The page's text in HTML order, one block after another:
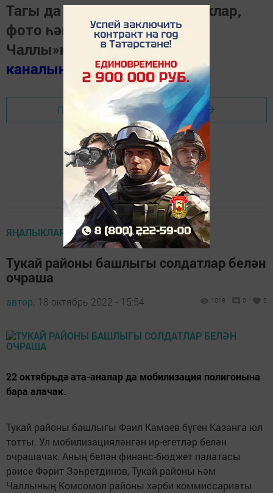
Тагы да кызыклырак яңалыклар,
фото һәм видеолар «Шәһри
Чаллы»ның
MAX
каналында(язылыгыз).
Перейти на страницу новости
ЯҢАЛЫКЛАР ТАСМАСЫ
Тукай районы башлыгы солдатлар белән
очраша
автор, 18 октябрь 2022 - 15:54 1018 0 2
22 октябрьдә ата-аналар да мобилизация полигонына
бара алачак.
Тукай районы башлыгы Фаил Камаев бүген Казанга юл
тотты. Ул мобилизацияләнгән ир-егетләр белән
очрашачак. Аның белән финанс-бюджет палатасы
рәисе Фәрит Зәһретдинов, Тукай районы һәм
Чаллының Комсомол районы хәрби коммиссариаты